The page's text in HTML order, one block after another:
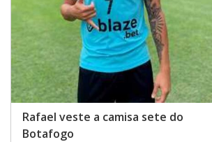
Rafael veste a camisa sete do
Botafogo